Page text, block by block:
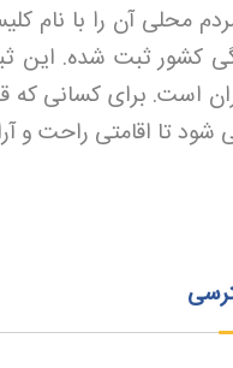
محلی آن را با نام
کشور ثبت شده.
است. برای کسانی که
تا اقامتی راحت و